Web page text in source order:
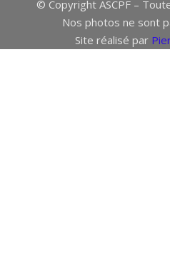
© Copyright ASCPF –
Nos photos ne sont
Site réalisé par